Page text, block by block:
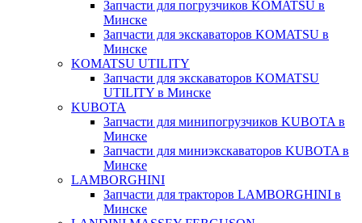
Запчасти для погрузчиков KOMATSU в
Минске
Запчасти для экскаваторов KOMATSU в
Минске
KOMATSU UTILITY
Запчасти для экскаваторов KOMATSU
UTILITY в Минске
KUBOTA
Запчасти для минипогрузчиков KUBOTA в
Минске
Запчасти для миниэкскаваторов KUBOTA в
Минске
LAMBORGHINI
Запчасти для тракторов LAMBORGHINI в
Минске